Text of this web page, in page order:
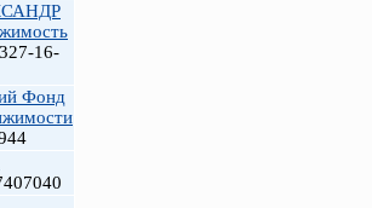
16-
Фонд